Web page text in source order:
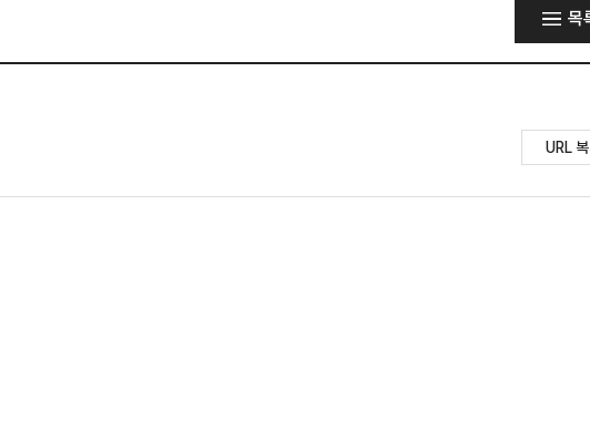
목
URL